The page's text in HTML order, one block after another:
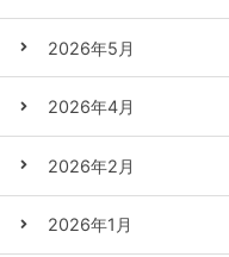
2026年5月
2026年4月
2026年2月
2026年1月